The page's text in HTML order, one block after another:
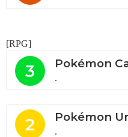
[RPG]
3 Pokémon
.
2 Pokémon
.